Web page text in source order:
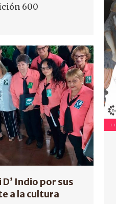
600
Indio por sus
a la cultura